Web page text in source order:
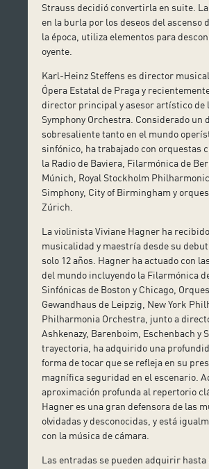
Strauss decidió convertirla en suite.
en la burla por los deseos del ascenso
la época, utiliza elementos para
oyente.
Karl-Heinz Steffens es director
Ópera Estatal de Praga y
director principal y asesor artístico de
Symphony Orchestra. Considerado un
sobresaliente tanto en el mundo
sinfónico, ha trabajado con orquestas
la Radio de Baviera, Filarmónica de
Múnich, Royal Stockholm
Simphony, City of Birmingham y
Zúrich.
La violinista Viviane Hagner ha
musicalidad y maestría desde su
solo 12 años. Hagner ha actuado con
del mundo incluyendo la Filarmónica
Sinfónicas de Boston y Chicago,
Gewandhaus de Leipzig, New York
Philharmonia Orchestra, junto a
Ashkenazy, Barenboim, Eschenbach y
trayectoria, ha adquirido una
forma de tocar que se refleja en su
magnífica seguridad en el escenario.
aproximación profunda al repertorio
Hagner es una gran defensora de las
olvidadas y desconocidas, y está
con la música de cámara.
Las entradas se pueden adquirir hasta